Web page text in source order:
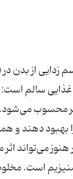
زدایی از بدن
غذایی سالم
محسوب می‌شود.
بهبود دهند و
هنوز می‌تواند
است.